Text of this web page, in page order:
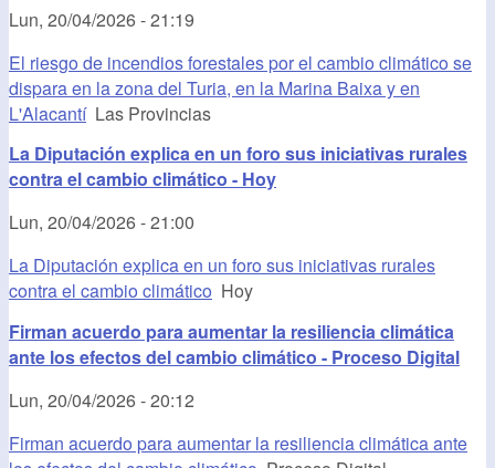
Lun, 20/04/2026 - 21:19
El riesgo de incendios forestales por el cambio climático se
dispara en la zona del Turia, en la Marina Baixa y en
L'AlacantíLas Provincias
La Diputación explica en un foro sus iniciativas rurales
contra el cambio climático - Hoy
Lun, 20/04/2026 - 21:00
La Diputación explica en un foro sus iniciativas rurales
contra el cambio climático Hoy
Firman acuerdo para aumentar la resiliencia climática
ante los efectos del cambio climático - Proceso Digital
Lun, 20/04/2026 - 20:12
Firman acuerdo para aumentar la resiliencia climática ante